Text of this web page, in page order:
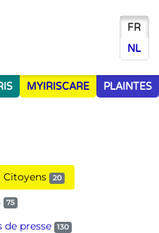
FR
NL
MYIRISCARE PLAINTES
Citoyens 20
75
presse 130